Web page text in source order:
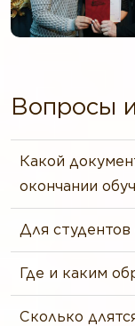
Вопросы
Какой
окончании
Для
Где и каким
Сколько